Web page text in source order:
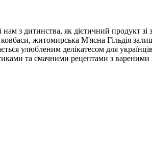
з дитинства, як дієтичний продукт
житомирська М'ясна Гільдія
улюбленим делікатесом для
та смачними рецептами з вареними